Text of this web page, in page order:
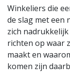
Winkeliers die
de slag met een
zich
richten op waar
maakt en
komen zijn